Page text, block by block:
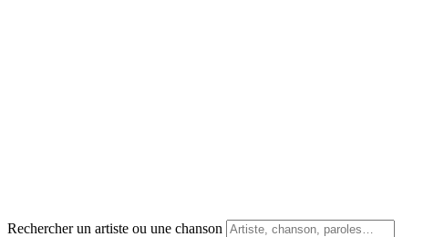
Rechercher un artiste ou une chanson